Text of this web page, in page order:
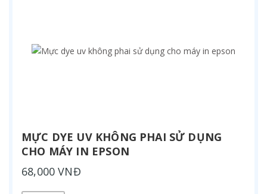
MỰC DYE UV KHÔNG PHAI SỬ DỤNG
CHO MÁY IN EPSON
68,000 VNĐ